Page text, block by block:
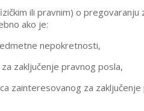
ili pravnim) o
ako je:
nepokretnosti,
zaključenje pravnog posla,
zainteresovanog za